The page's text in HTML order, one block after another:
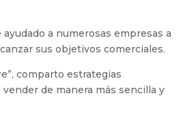
ayudado a numerosas empresas a
sus objetivos comerciales.
comparto estrategias
de manera más sencilla y